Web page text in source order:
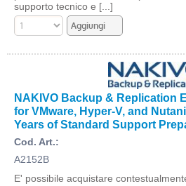
supporto tecnico e [...]
NAKIVO Backup & Replication
for VMware, Hyper-V, and
Years of Standard Support
Cod. Art.:
A2152B
E' possibile acquistare